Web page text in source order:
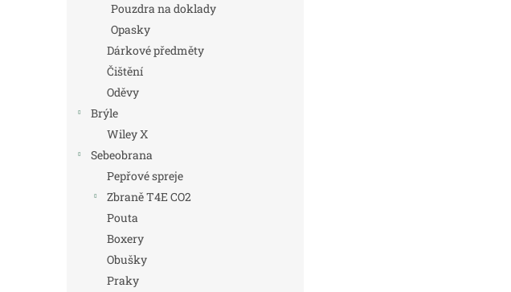
Pouzdra na doklady
Opasky
Dárkové předměty
Čištění
Oděvy
Brýle
Wiley X
Sebeobrana
Pepřové spreje
Zbraně T4E CO2
Pouta
Boxery
Obušky
Praky